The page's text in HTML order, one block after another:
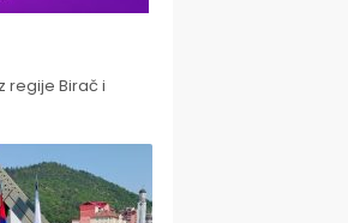
regije Birač i